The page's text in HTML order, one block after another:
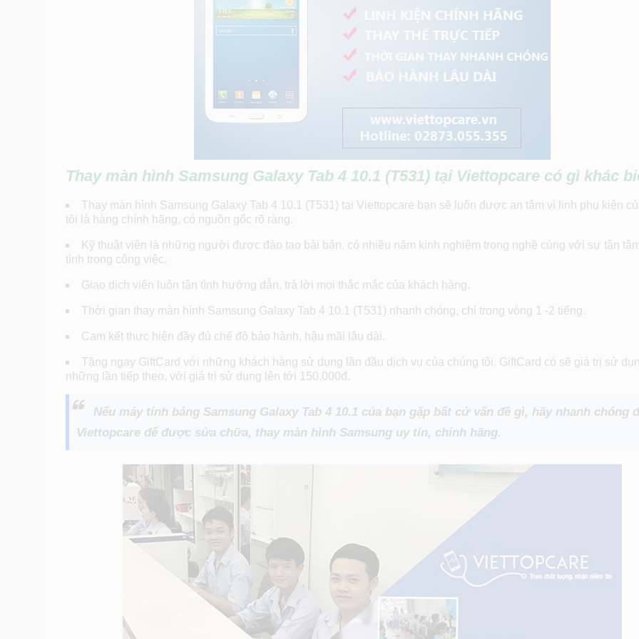
Thay màn hình Samsung Galaxy Tab 4 10.1 (T531) tại Viettopcare có gì khác
Thay màn hình Samsung Galaxy Tab 4 10.1 (T531) tại Viettopcare bạn sẽ luôn được an tâm vì linh phụ kiện
tôi là hàng chính hãng, có nguồn gốc rõ ràng.
Kỹ thuật viên là những người được đào tạo bài bản, có nhiều năm kinh nghiệm trong nghề cùng với sự tận
tình trong công việc.
Giao dịch viên luôn tận tình hướng dẫn, trả lời mọi thắc mắc của khách hàng.
Thời gian thay màn hình Samsung Galaxy Tab 4 10.1 (T531) nhanh chóng, chỉ trong vòng 1 -2 tiếng.
Cam kết thực hiện đầy đủ chế độ bảo hành, hậu mãi lâu dài.
Tặng ngay GiftCard với những khách hàng sử dụng lần đầu dịch vụ của chúng tôi. GiftCard có sẽ giá trị sử
những lần tiếp theo, với giá trị sử dụng lên tới 150.000đ.
Nếu máy tính bảng Samsung Galaxy Tab 4 10.1 của bạn gặp bất cứ vấn đề gì, hãy nhanh chóng
Viettopcare để được sửa chữa, thay màn hình Samsung uy tín, chính hãng.